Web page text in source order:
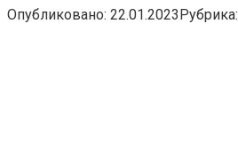
Опубликовано: 22.01.2023Рубрика: